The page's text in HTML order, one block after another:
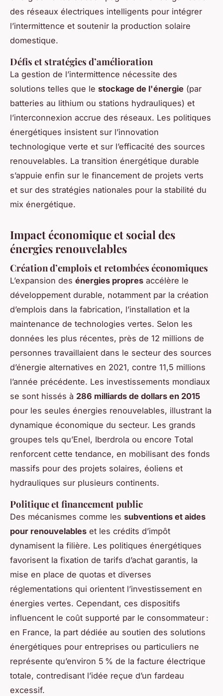
des réseaux électriques intelligents pour intégrer
l’intermittence et soutenir la production solaire
domestique.
Défis et stratégies d’amélioration
La gestion de l’intermittence nécessite des
solutions telles que le stockage de l'énergie (par
batteries au lithium ou stations hydrauliques) et
l’interconnexion accrue des réseaux. Les politiques
énergétiques insistent sur l’innovation
technologique verte et sur l’efficacité des sources
renouvelables. La transition énergétique durable
s’appuie enfin sur le financement de projets verts
et sur des stratégies nationales pour la stabilité du
mix énergétique.
Impact économique et social des
énergies renouvelables
Création d’emplois et retombées économiques
L’expansion des énergies propres accélère le
développement durable, notamment par la création
d’emplois dans la fabrication, l’installation et la
maintenance de technologies vertes. Selon les
données les plus récentes, près de 12 millions de
personnes travaillaient dans le secteur des sources
d’énergie alternatives en 2021, contre 11,5 millions
l’année précédente. Les investissements mondiaux
se sont hissés à 286 milliards de dollars en 2015
pour les seules énergies renouvelables, illustrant la
dynamique économique du secteur. Les grands
groupes tels qu’Enel, Iberdrola ou encore Total
renforcent cette tendance, en mobilisant des fonds
massifs pour des projets solaires, éoliens et
hydrauliques sur plusieurs continents.
Politique et financement public
Des mécanismes comme les subventions et aides
pour renouvelables et les crédits d’impôt
dynamisent la filière. Les politiques énergétiques
favorisent la fixation de tarifs d’achat garantis, la
mise en place de quotas et diverses
réglementations qui orientent l’investissement en
énergies vertes. Cependant, ces dispositifs
influencent le coût supporté par le consommateur :
en France, la part dédiée au soutien des solutions
énergétiques pour entreprises ou particuliers ne
représente qu’environ 5 % de la facture électrique
totale, contredisant l’idée reçue d’un fardeau
excessif.